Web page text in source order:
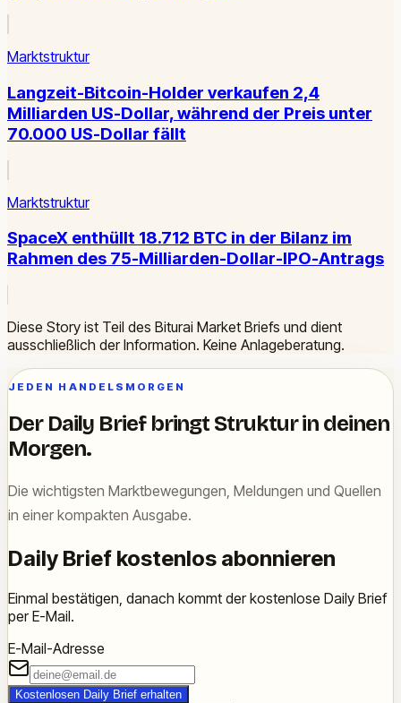
Marktstruktur
Langzeit-Bitcoin-Holder verkaufen 2,4
Milliarden US-Dollar, während der Preis unter
70.000 US-Dollar fällt
Marktstruktur
SpaceX enthüllt 18.712 BTC in der Bilanz im
Rahmen des 75-Milliarden-Dollar-IPO-Antrags
Diese Story ist Teil des Biturai Market Briefs und dient
ausschließlich der Information. Keine Anlageberatung.
JEDEN HANDELSMORGEN
Der Daily Brief bringt Struktur in deinen
Morgen.
Die wichtigsten Marktbewegungen, Meldungen und Quellen
in einer kompakten Ausgabe.
Daily Brief kostenlos abonnieren
Einmal bestätigen, danach kommt der kostenlose Daily Brief
per E-Mail.
E-Mail-Adresse
Kostenlosen Daily Brief erhalten